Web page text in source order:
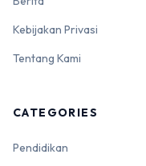
Kebijakan Privasi
Tentang Kami
CATEGORIES
Pendidikan